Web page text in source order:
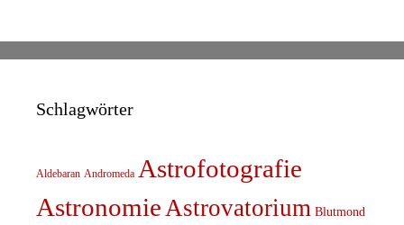
Schlagwörter
Aldebaran Andromeda Astrofotografie
AstronomieAstrovatorium Blutmond